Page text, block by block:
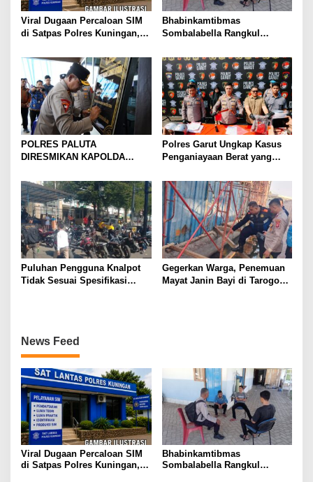
Viral Dugaan Percaloan SIM
di Satpas Polres Kuningan,
dan Penguatan Pengawasan
Bhabinkamtibmas
Sombalabella Rangkul
Kamtibmas dan Semarakkan
HUT Ke-81 RI
POLRES PALUTA
DIRESMIKAN KAPOLDA
GUNUNGTUA
Polres Garut Ungkap Kasus
Penganiayaan Berat yang
Meninggal Dunia
Puluhan Pengguna Knalpot
Tidak Sesuai Spesifikasi
Gegerkan Warga, Penemuan
Mayat Janin Bayi di Tarogong
News Feed
Viral Dugaan Percaloan SIM
di Satpas Polres Kuningan,
Bhabinkamtibmas
Sombalabella Rangkul